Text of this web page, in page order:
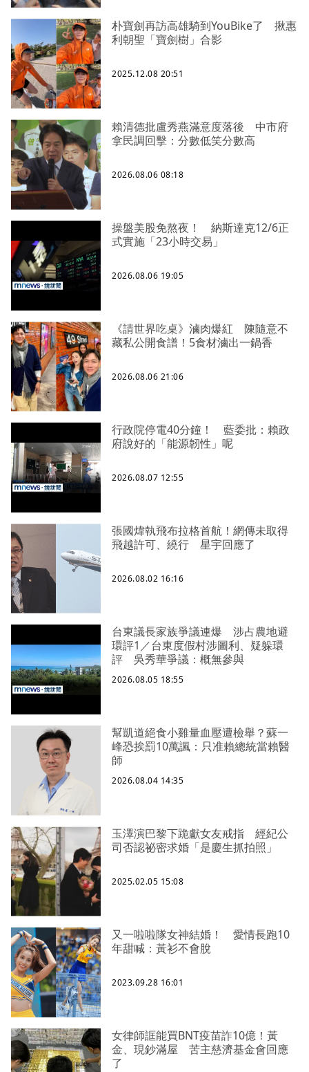
朴寶劍再訪高雄騎到YouBike了 揪惠
利朝聖「寶劍樹」合影
2025.12.08 20:51
賴清德批盧秀燕滿意度落後 中市府
拿民調回擊：分數低笑分數高
2026.08.06 08:18
操盤美股免熬夜！ 納斯達克12/6正
式實施「23小時交易」
2026.08.06 19:05
《請世界吃桌》滷肉爆紅 陳隨意不
藏私公開食譜！5食材滷出一鍋香
2026.08.06 21:06
行政院停電40分鐘！ 藍委批：賴政
府說好的「能源韌性」呢
2026.08.07 12:55
張國煒執飛布拉格首航！網傳未取得
飛越許可、繞行 星宇回應了
2026.08.02 16:16
台東議長家族爭議連爆 涉占農地避
環評1／台東度假村涉圖利、疑躲環
評 吳秀華爭議：概無參與
2026.08.05 18:55
幫凱道絕食小雞量血壓遭檢舉？蘇一
峰恐挨罰10萬諷：只准賴總統當賴醫
師
2026.08.04 14:35
玉澤演巴黎下跪獻女友戒指 經紀公
司否認祕密求婚「是慶生抓拍照」
2025.02.05 15:08
又一啦啦隊女神結婚！ 愛情長跑10
年甜喊：黃衫不會脫
2023.09.28 16:01
女律師誆能買BNT疫苗詐10億！黃
金、現鈔滿屋 苦主慈濟基金會回應
了